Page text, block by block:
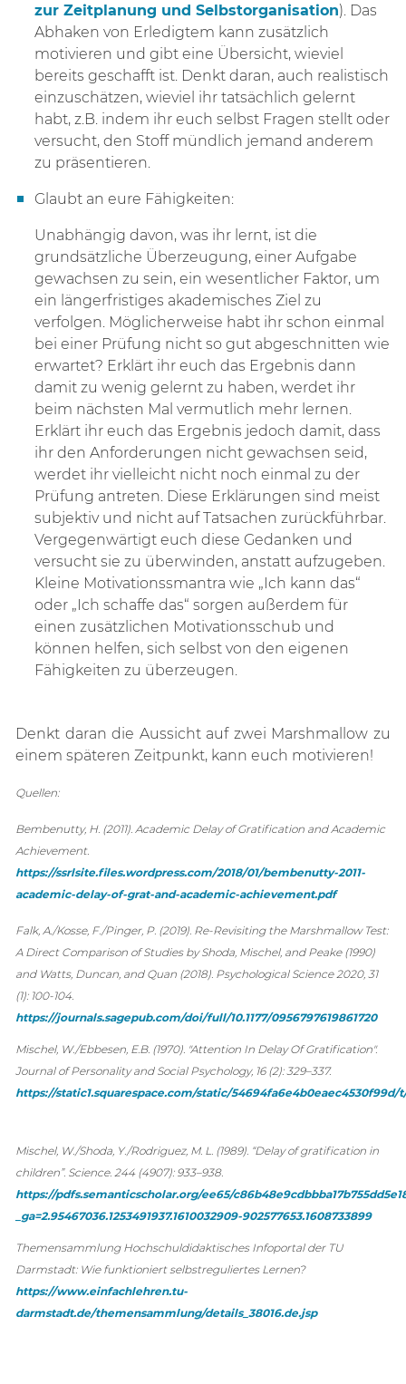
zur Zeitplanung und Selbstorganisation). Das
Abhaken von Erledigtem kann zusätzlich
motivieren und gibt eine Übersicht, wieviel
bereits geschafft ist. Denkt daran, auch realistisch
einzuschätzen, wieviel ihr tatsächlich gelernt
habt, z.B. indem ihr euch selbst Fragen stellt oder
versucht, den Stoff mündlich jemand anderem
zu präsentieren.
Glaubt an eure Fähigkeiten:
Unabhängig davon, was ihr lernt, ist die
grundsätzliche Überzeugung, einer Aufgabe
gewachsen zu sein, ein wesentlicher Faktor, um
ein längerfristiges akademisches Ziel zu
verfolgen. Möglicherweise habt ihr schon einmal
bei einer Prüfung nicht so gut abgeschnitten wie
erwartet? Erklärt ihr euch das Ergebnis dann
damit zu wenig gelernt zu haben, werdet ihr
beim nächsten Mal vermutlich mehr lernen.
Erklärt ihr euch das Ergebnis jedoch damit, dass
ihr den Anforderungen nicht gewachsen seid,
werdet ihr vielleicht nicht noch einmal zu der
Prüfung antreten. Diese Erklärungen sind meist
subjektiv und nicht auf Tatsachen zurückführbar.
Vergegenwärtigt euch diese Gedanken und
versucht sie zu überwinden, anstatt aufzugeben.
Kleine Motivationssmantra wie „Ich kann das“
oder „Ich schaffe das“ sorgen außerdem für
einen zusätzlichen Motivationsschub und
können helfen, sich selbst von den eigenen
Fähigkeiten zu überzeugen.
Denkt daran die Aussicht auf zwei Marshmallow zu
einem späteren Zeitpunkt, kann euch motivieren!
Quellen:
Bembenutty, H. (2011). Academic Delay of Gratification and Academic
Achievement.
https://ssrlsite.files.wordpress.com/2018/01/bembenutty-2011-
academic-delay-of-grat-and-academic-achievement.pdf
Falk, A./Kosse, F./Pinger, P. (2019). Re-Revisiting the Marshmallow Test:
A Direct Comparison of Studies by Shoda, Mischel, and Peake (1990)
and Watts, Duncan, and Quan (2018). Psychological Science 2020, 31
(1): 100-104.
https://journals.sagepub.com/doi/full/10.1177/0956797619861720
Mischel, W./Ebbesen, E.B. (1970). "Attention In Delay Of Gratification".
Journal of Personality and Social Psychology, 16 (2): 329–337.
https://static1.squarespace.com/static/54694fa6e4b0eaec4530f99d/
Mischel, W./Shoda, Y./Rodriguez, M. L. (1989). “Delay of gratification in
children”. Science. 244 (4907): 933–938.
https://pdfs.semanticscholar.org/ee65/
_ga=2.95467036.1253491937.1610032909-902577653.1608733899
Themensammlung Hochschuldidaktisches Infoportal der TU
Darmstadt: Wie funktioniert selbstreguliertes Lernen?
https://www.einfachlehren.tu-
darmstadt.de/themensammlung/details_38016.de.jsp